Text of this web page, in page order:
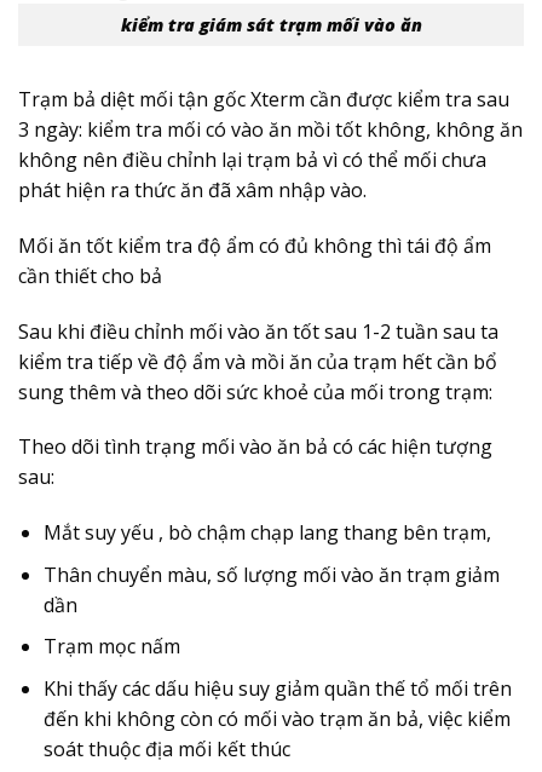
kiểm tra giám sát trạm mối vào ăn
Trạm bả diệt mối tận gốc Xterm cần được kiểm tra sau
3 ngày: kiểm tra mối có vào ăn mồi tốt không, không ăn
không nên điều chỉnh lại trạm bả vì có thể mối chưa
phát hiện ra thức ăn đã xâm nhập vào.
Mối ăn tốt kiểm tra độ ẩm có đủ không thì tái độ ẩm
cần thiết cho bả
Sau khi điều chỉnh mối vào ăn tốt sau 1-2 tuần sau ta
kiểm tra tiếp về độ ẩm và mồi ăn của trạm hết cần bổ
sung thêm và theo dõi sức khoẻ của mối trong trạm:
Theo dõi tình trạng mối vào ăn bả có các hiện tượng
sau:
Mắt suy yếu , bò chậm chạp lang thang bên trạm,
Thân chuyển màu, số lượng mối vào ăn trạm giảm
dần
Trạm mọc nấm
Khi thấy các dấu hiệu suy giảm quần thế tổ mối trên
đến khi không còn có mối vào trạm ăn bả, việc kiểm
soát thuộc địa mối kết thúc